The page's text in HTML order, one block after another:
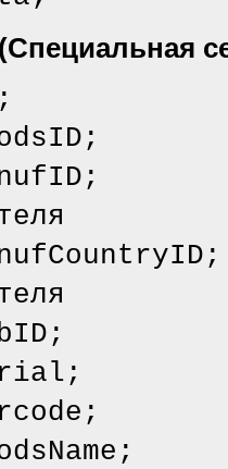
(Специальная
//
//
//
//